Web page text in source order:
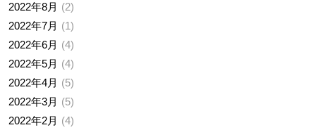
2022年8月
2
2022年7月
1
2022年6月
4
2022年5月
4
2022年4月
5
2022年3月
5
2022年2月
4